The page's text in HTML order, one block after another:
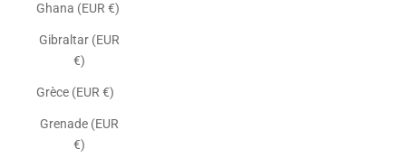
Ghana (EUR €)
Gibraltar (EUR
€)
Grèce (EUR €)
Grenade (EUR
€)